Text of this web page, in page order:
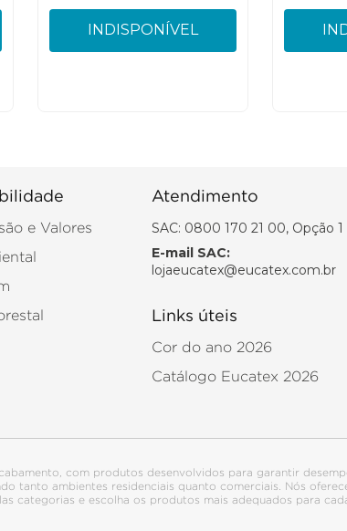
INDISPONÍVEL
e Valores
Atendimento
SAC: 0800 170 21 00, Opção 1
E-mail SAC:
lojaeucatex@eucatex.com.br
Links úteis
Cor do ano 2026
Catálogo Eucatex 2026
com produtos desenvolvidos para garantir
tanto ambientes residenciais quanto comerciais. Nós
categorias e escolha os produtos mais adequados para